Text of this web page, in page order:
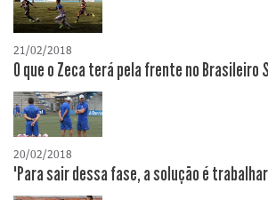
21/02/2018
O que o Zeca terá pela frente no Brasileiro
20/02/2018
"Para sair dessa fase, a solução é